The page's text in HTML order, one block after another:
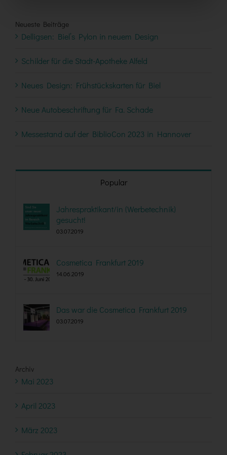
Neueste Beiträge
Delligsen: Biel’s Pylon in neuem Design
Schilder für die Stadt-Apotheke Alfeld
Neues Design: Frühstückskarten für Biel
Neue Autobeschriftung für Fa. Schade
Messestand auf der BiblioCon 2023 in Hannover
Popular
Jahrespraktikant/in (Werbetechnik)
gesucht!
03.07.2019
Cosmetica Frankfurt 2019
14.06.2019
Das war die Cosmetica Frankfurt 2019
03.07.2019
Archiv
Mai 2023
April 2023
März 2023